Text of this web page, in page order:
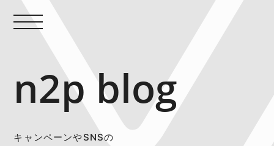
n2p blog
キャンペーンやSNSの